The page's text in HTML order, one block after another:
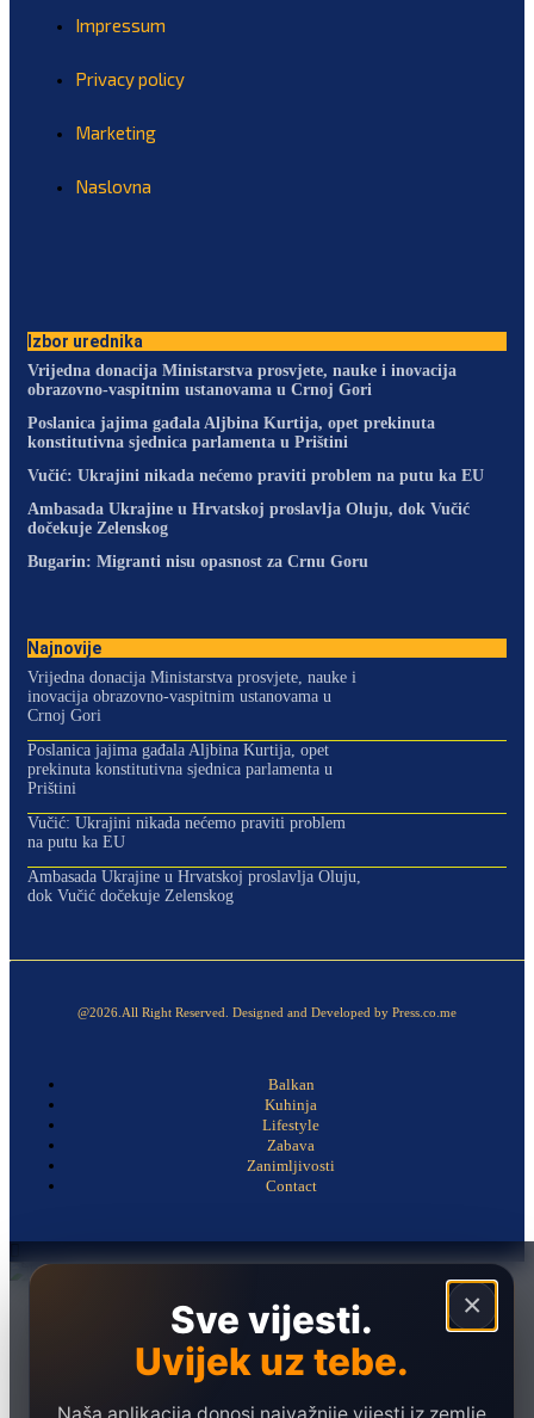
Impressum
Privacy policy
Marketing
Naslovna
Izbor urednika
Vrijedna donacija Ministarstva prosvjete, nauke i inovacija
obrazovno-vaspitnim ustanovama u Crnoj Gori
Poslanica jajima gađala Aljbina Kurtija, opet prekinuta
konstitutivna sjednica parlamenta u Prištini
Vučić: Ukrajini nikada nećemo praviti problem na putu ka EU
Ambasada Ukrajine u Hrvatskoj proslavlja Oluju, dok Vučić
dočekuje Zelenskog
Bugarin: Migranti nisu opasnost za Crnu Goru
Najnovije
Vrijedna donacija Ministarstva prosvjete, nauke i
inovacija obrazovno-vaspitnim ustanovama u
Crnoj Gori
Poslanica jajima gađala Aljbina Kurtija, opet
prekinuta konstitutivna sjednica parlamenta u
Prištini
Vučić: Ukrajini nikada nećemo praviti problem
na putu ka EU
Ambasada Ukrajine u Hrvatskoj proslavlja Oluju,
dok Vučić dočekuje Zelenskog
@2026.All Right Reserved. Designed and Developed by Press.co.me
Balkan
Kuhinja
Lifestyle
Zabava
Zanimljivosti
Contact
×
Sve vijesti.
Uvijek uz tebe.
Hronika